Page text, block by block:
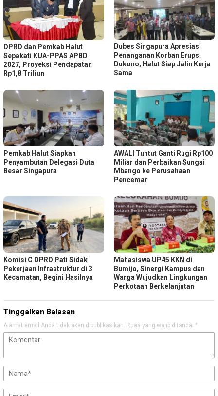
DPRD dan Pemkab Halut
Sepakati KUA-PPAS APBD
2027, Proyeksi Pendapatan
Rp1,8 Triliun
Dubes Singapura Apresiasi
Penanganan Korban Erupsi
Dukono, Halut Siap Jalin Kerja
Sama
Pemkab Halut Siapkan
Penyambutan Delegasi Duta
Besar Singapura
AWALI Tuntut Ganti Rugi Rp100
Miliar dan Perbaikan Sungai
Mbango ke Perusahaan
Pencemar
Komisi C DPRD Pati Sidak
Pekerjaan Infrastruktur di 3
Kecamatan, Begini Hasilnya
Mahasiswa UP45 KKN di
Bumijo, Sinergi Kampus dan
Warga Wujudkan Lingkungan
Perkotaan Berkelanjutan
Tinggalkan Balasan
Alamat email Anda tidak akan dipublikasikan. Ruas yang wajib ditandai *